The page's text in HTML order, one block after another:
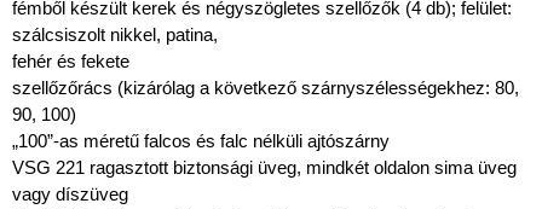
fémből készült kerek és négyszögletes szellőzők (4 db); felület:
szálcsiszolt nikkel, patina,
fehér és fekete
szellőzőrács (kizárólag a következő szárnyszélességekhez: 80,
90, 100)
„100”-as méretű falcos és falc nélküli ajtószárny
VSG 221 ragasztott biztonsági üveg, mindkét oldalon sima üveg
vagy díszüveg